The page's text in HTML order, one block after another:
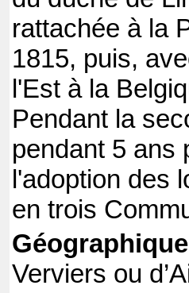
rattachée à la
1815, puis,
l'Est à la
Pendant la
pendant 5 ans
l'adoption des
en trois
Verviers ou